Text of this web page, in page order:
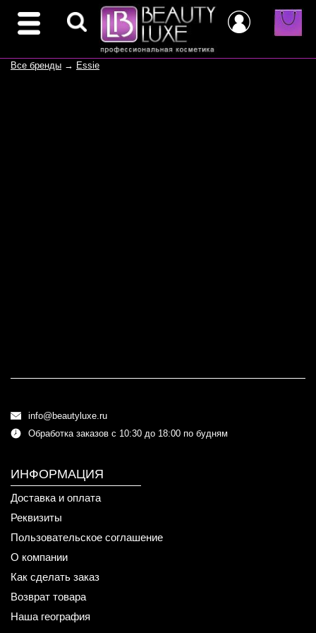
Все бренды → Essie
info@beautyluxe.ru
Обработка заказов с 10:30 до 18:00 по будням
ИНФОРМАЦИЯ
Доставка и оплата
Реквизиты
Пользовательское соглашение
О компании
Как сделать заказ
Возврат товара
Наша география